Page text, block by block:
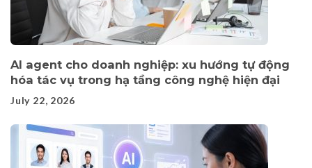
AI agent cho doanh nghiệp: xu hướng tự động
hóa tác vụ trong hạ tầng công nghệ hiện đại
July 22, 2026